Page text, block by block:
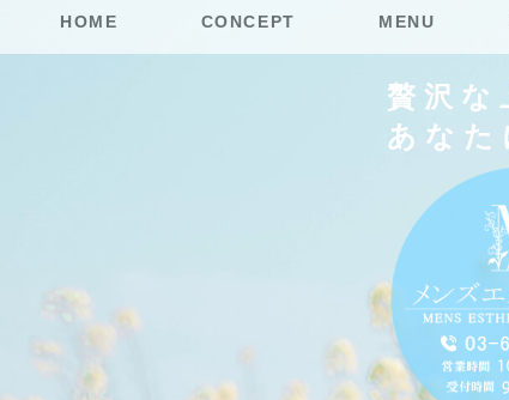
贅沢な
あなた
HOME CONCEPT MENU